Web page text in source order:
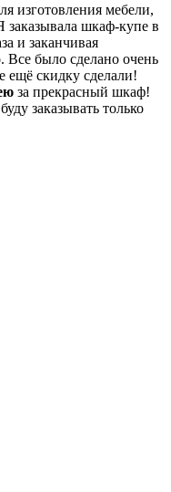
изготовления мебели,
шкаф-купе в
и заканчивая
было сделано очень
ещё скидку сделали!
за прекрасный шкаф!
заказывать только